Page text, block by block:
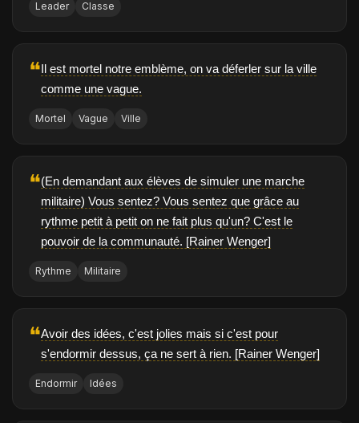
Leader Classe
❝Il est mortel notre emblème, on va déferler sur la ville
comme une vague.
Mortel Vague Ville
❝(En demandant aux élèves de simuler une marche
militaire) Vous sentez? Vous sentez que grâce au
rythme petit à petit on ne fait plus qu'un? C'est le
pouvoir de la communauté. [Rainer Wenger]
Rythme Militaire
❝Avoir des idées, c'est jolies mais si c'est pour
s'endormir dessus, ça ne sert à rien. [Rainer Wenger]
Endormir Idées